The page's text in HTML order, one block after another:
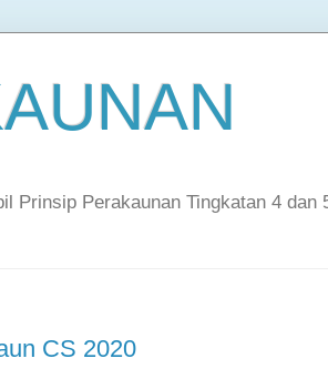
Prinsip Perakaunan Tingkatan 4
CS 2020